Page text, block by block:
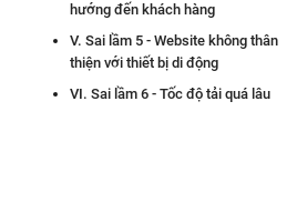
hướng đến khách hàng
V. Sai lầm 5 - Website không thân
thiện với thiết bị di động
VI. Sai lầm 6 - Tốc độ tải quá lâu